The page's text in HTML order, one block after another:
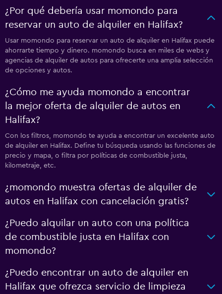
¿Por qué debería usar momondo para
reservar un auto de alquiler en Halifax?
Usar momondo para reservar un auto de alquiler en Halifax puede
ahorrarte tiempo y dinero. momondo busca en miles de webs y
agencias de alquiler de autos para ofrecerte una amplia selección
de opciones y autos.
¿Cómo me ayuda momondo a encontrar
la mejor oferta de alquiler de autos en
Halifax?
Con los filtros, momondo te ayuda a encontrar un excelente auto
de alquiler en Halifax. Define tu búsqueda usando las funciones de
precio y mapa, o filtra por políticas de combustible justa,
kilometraje, etc.
¿momondo muestra ofertas de alquiler de
autos en Halifax con cancelación gratis?
¿Puedo alquilar un auto con una política
de combustible justa en Halifax con
momondo?
¿Puedo encontrar un auto de alquiler en
Halifax que ofrezca servicio de limpieza